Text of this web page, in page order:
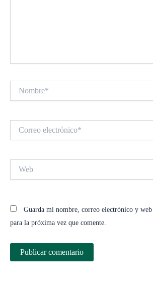
electrónico*
Guarda mi nombre, correo electrónico y web
para la próxima vez que comente.